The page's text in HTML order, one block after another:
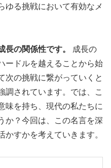
ゆる挑戦において有効なメ
長の関係性です。
成長の
ードルを越えることから始
次の挑戦に繋がっていくと
調されています。では、こ
味を持ち、現代の私たちに
か？今回は、この名言を深
かすかを考えていきます。